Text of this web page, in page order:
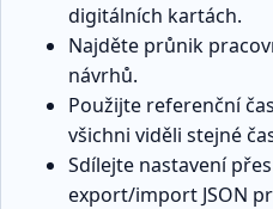
digitálních kartách.
Najděte průnik
návrhů.
Použijte referenční
všichni viděli stejné
Sdílejte nastavení
export/import JSON